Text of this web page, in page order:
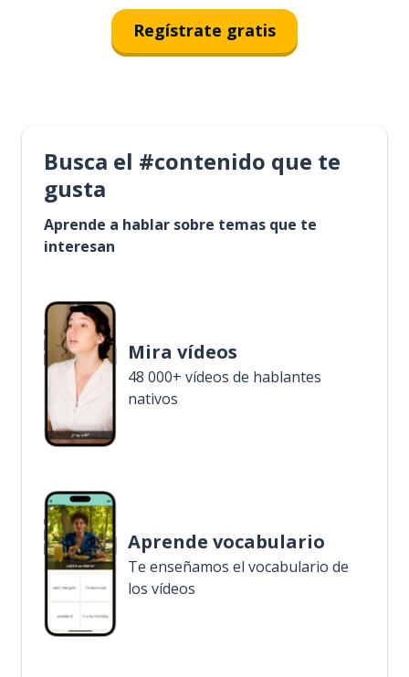
Regístrate gratis
Busca el #contenido que te
gusta
Aprende a hablar sobre temas que te
interesan
Mira vídeos
48 000+ vídeos de hablantes
nativos
Aprende vocabulario
Te enseñamos el vocabulario de
los vídeos